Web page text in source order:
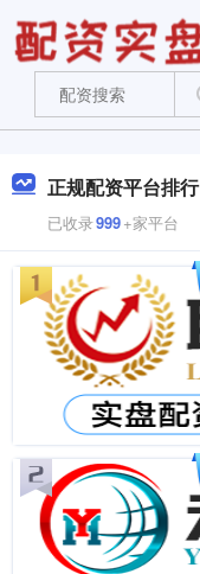
正规配资平台排行
已收录999+家平台